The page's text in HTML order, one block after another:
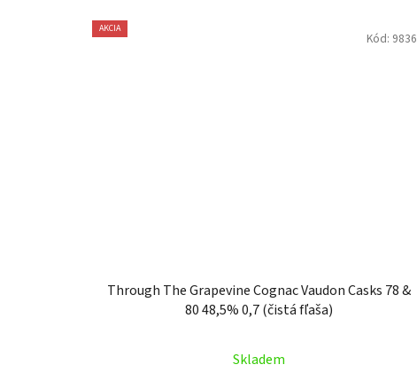
AKCIA
Through The Grapevine Cognac Vaudon Casks 78 &
80 48,5% 0,7 (čistá fľaša)
Skladem
Kód: 9836